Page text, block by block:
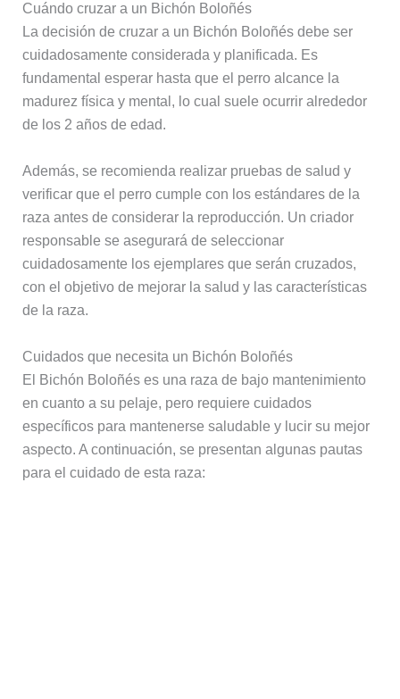
Cuándo cruzar a un Bichón Boloñés
La decisión de cruzar a un Bichón Boloñés debe ser
cuidadosamente considerada y planificada. Es
fundamental esperar hasta que el perro alcance la
madurez física y mental, lo cual suele ocurrir alrededor
de los 2 años de edad.
Además, se recomienda realizar pruebas de salud y
verificar que el perro cumple con los estándares de la
raza antes de considerar la reproducción. Un criador
responsable se asegurará de seleccionar
cuidadosamente los ejemplares que serán cruzados,
con el objetivo de mejorar la salud y las características
de la raza.
Cuidados que necesita un Bichón Boloñés
El Bichón Boloñés es una raza de bajo mantenimiento
en cuanto a su pelaje, pero requiere cuidados
específicos para mantenerse saludable y lucir su mejor
aspecto. A continuación, se presentan algunas pautas
para el cuidado de esta raza: